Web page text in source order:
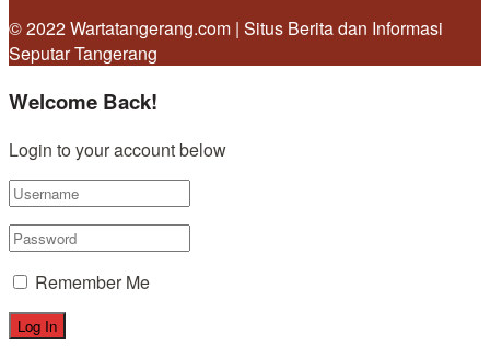
© 2022 Wartatangerang.com | Situs Berita dan Informasi
Seputar Tangerang
Welcome Back!
Login to your account below
Remember Me